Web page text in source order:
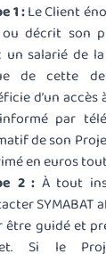
1 :Le Client
ou décrit son
un salarié de la
de cette
d’un accès
par
de son
en euros
2 : À tout
SYMABAT
être guidé et
Si le